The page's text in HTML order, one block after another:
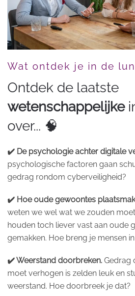
Wat ontdek je in de
Ontdek de laatste
wetenschappelijke
over... 🧠
✔️ De psychologie achter digitale
psychologische factoren gaan
gedrag rondom cyberveiligheid?
✔️ Hoe oude gewoontes
weten we wel wat we zouden
houden toch liever vast aan oude
gemakken. Hoe breng je mensen
✔️ Weerstand doorbreken. Gedrag
moet verhogen is zelden leuk en
weerstand. Hoe doorbreek je dat?